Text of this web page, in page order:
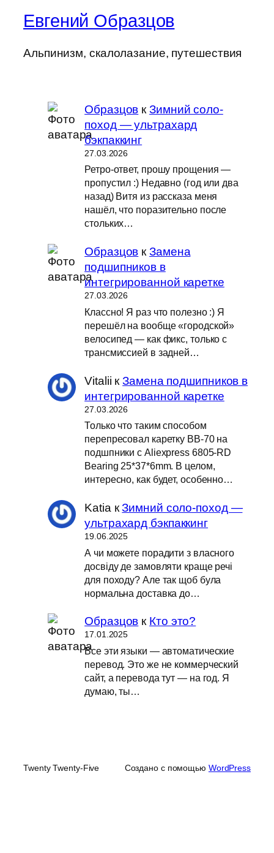
Евгений Образцов
Альпинизм, скалолазание, путешествия
Образцов кЗимний соло-
поход — ультрахард
бэкпаккинг
27.03.2026
Ретро-ответ, прошу прощения —
пропустил :) Недавно (год или два
назад) Витя из рассказа меня
нашёл, что поразительно после
стольких…
Образцов кЗамена
подшипников в
интегрированной каретке
27.03.2026
Классно! Я раз что полезно :) Я
перешёл на вообще «городской»
велосипед — как фикс, только с
трансмиссией в задней…
Vitalii кЗамена подшипников в
интегрированной каретке
27.03.2026
Только что таким способом
перепресовал каретку BB-70 на
подшпники с Aliexpress 6805-RD
Bearing 25*37*6mm. В целом,
интересно, как будет, особенно…
Katia кЗимний соло-поход —
ультрахард бэкпаккинг
19.06.2025
А чи можете порадити з власного
досвіду де замовляти краще речі
для походу? Але так щоб була
нормальна доставка до…
Образцов к Кто это?
17.01.2025
Все эти языки — автоматические
перевод. Это же не коммерческий
сайт, а перевода тут — на год. Я
думаю, ты…
Twenty Twenty-Five Создано с помощью WordPress